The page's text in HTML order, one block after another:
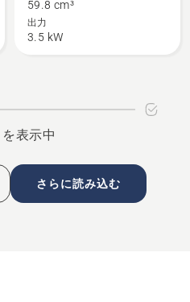
の
詳
59.8 cm³
出力
3.5 kW
表示中
さらに読み込む